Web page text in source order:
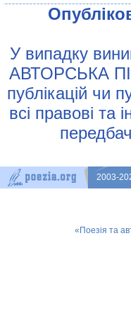
У випадку
АВТОРСЬКА
публiкацiй чи
всi правовi та
2003-
«Поезія та